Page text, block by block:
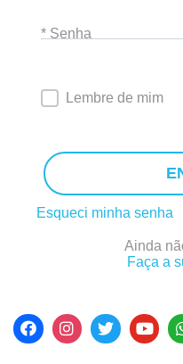
* Senha
Lembre de mim
Esqueci minha senha
Ainda
Faça a